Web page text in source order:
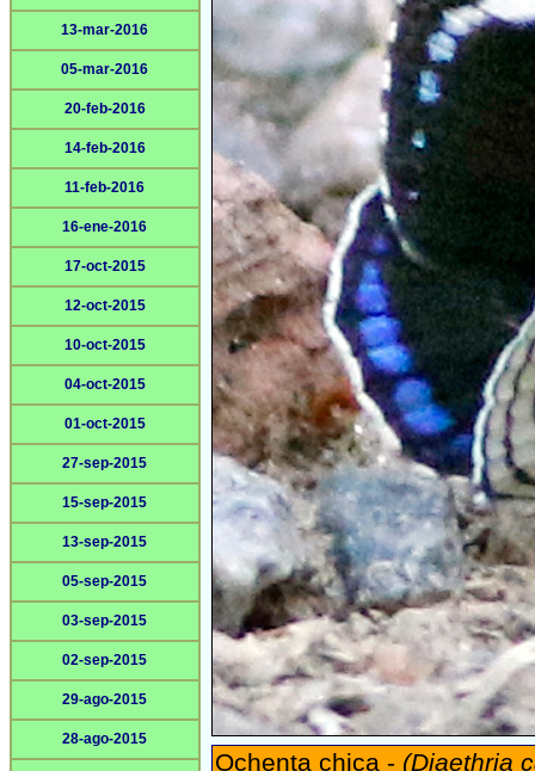
13-mar-2016
05-mar-2016
20-feb-2016
14-feb-2016
11-feb-2016
16-ene-2016
17-oct-2015
12-oct-2015
10-oct-2015
04-oct-2015
01-oct-2015
27-sep-2015
15-sep-2015
13-sep-2015
05-sep-2015
03-sep-2015
02-sep-2015
29-ago-2015
28-ago-2015
Ochenta chica - (Diaethria